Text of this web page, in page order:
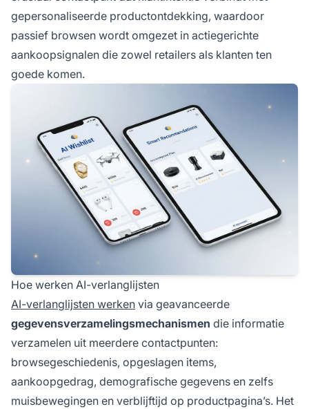
gepersonaliseerde productontdekking, waardoor
passief browsen wordt omgezet in actiegerichte
aankoopsignalen die zowel retailers als klanten ten
goede komen.
Hoe werken AI-verlanglijsten
AI-verlanglijsten werken via geavanceerde
gegevensverzamelingsmechanismen die informatie
verzamelen uit meerdere contactpunten:
browsegeschiedenis, opgeslagen items,
aankoopgedrag, demografische gegevens en zelfs
muisbewegingen en verblijftijd op productpagina’s. Het